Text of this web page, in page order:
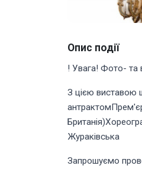
Опис події
! Увага! Фото- та
З цією виставою
Жураківська
Запрошуємо